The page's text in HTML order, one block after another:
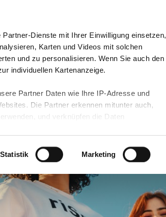
Dienste mit Ihrer Einwilligung einsetzen,
Karten und Videos mit solchen
und zu personalisieren. Wenn Sie auch den
individuellen Kartenanzeige.
Partner Daten wie Ihre IP-Adresse und
Die Partner erkennen mitunter auch,
und verknüpfen die Daten
und in unsererCookie-Übersicht. Wenn
aktiviert sind, müssen Sie alle Cookie-
Buttons über Ihre Einwilligung für diese
die Zukunft widerrufen. Bitte beachten Sie:
Statistik Marketing
& Themen Jobs & Karriere Spenden